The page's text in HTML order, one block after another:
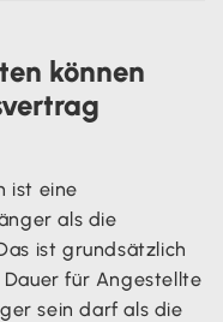
können
ist eine
als die
ist grundsätzlich
für Angestellte
sein darf als die